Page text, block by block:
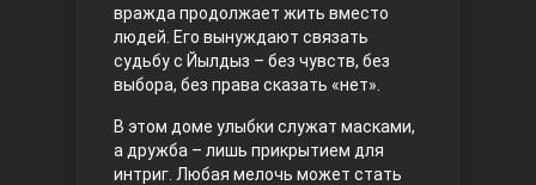
вражда продолжает жить вместо
людей. Его вынуждают связать
судьбу с Йылдыз – без чувств, без
выбора, без права сказать «нет».
В этом доме улыбки служат масками,
а дружба – лишь прикрытием для
интриг. Любая мелочь может стать